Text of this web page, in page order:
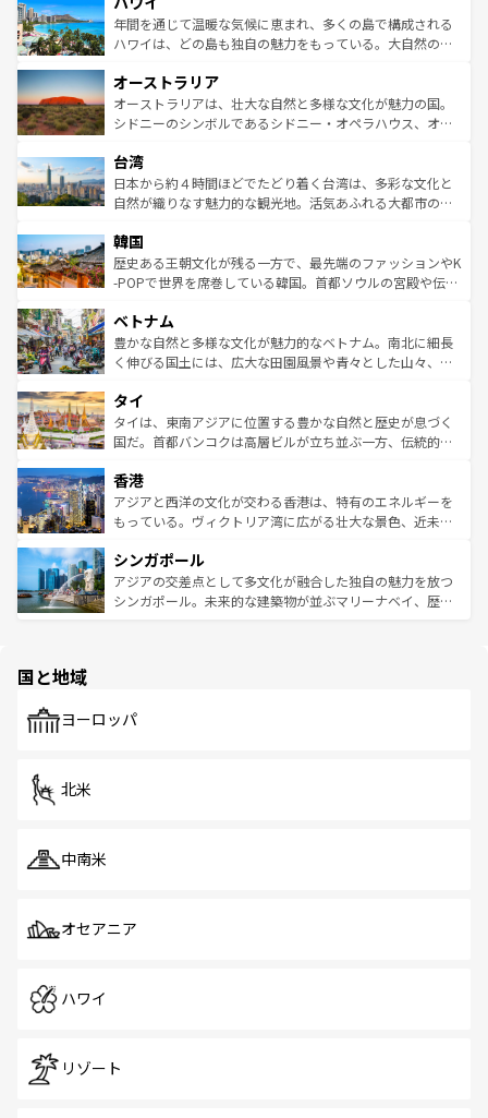
着のスイス情報はコンテンツ一覧 を参照してほしい。
ンメントが詰まった刺激的なスポットだ。一方、アメリカ
西部には大自然が広がり、グランドキャニオンやイエロー
部のニューオーリンズでは、音楽と美食が融合した独特の
文化が魅力。旅行者はアメリカの各地域で異なる魅力を楽
しみながら、その多様性と豊かな歴史を感じることができ
ならではの贅沢な旅のスタイルだ。 なお、新着のアメリカ
情報はコンテンツ一覧を参照してほしい。
年間を通じて温暖な気候に恵まれ、多くの島で構成される
ハワイは、どの島も独自の魅力をもっている。大自然の神
ワイ島は見逃せない。また、定番の観光地といえばオアフ
島だが、静かな自然を求めるならマウイ島やカウアイ島が
おすすめ。エメラルドグリーンに輝く海をはじめ、豊かな
れるおもてなしの心で訪れる人々を迎えてくれるハワイの
人々、おいしいローカルフードやハワイアンミュージッ
ク、伝統的なフラダンスなど、すべてがハワイの魅力を彩
ワイを、存分に味わってほしい。 なお、新着のハワイ情報
はコンテンツ一覧を参照してほしい。
オーストラリア
オーストラリアは、壮大な自然と多様な文化が魅力の国。
シドニーのシンボルであるシドニー・オペラハウス、オー
リアリーフや大陸中央部にそびえるウルル（エアーズロッ
ク）、タスマニアの美しい原生林やケアンズの熱帯雨林な
ど、見どころがたくさん。また、カフェやワイン、オージ
いる。アクティビティも充実しており、サーフィンやダイ
ビング、ハイキングなど、アウトドア好きにはたまらな
い。オーストラリアの多彩な魅力を存分に味わいつくそ
参照してほしい。
台湾
日本から約４時間ほどでたどり着く台湾は、多彩な文化と
自然が織りなす魅力的な観光地。活気あふれる大都市の台
ン）、静ひつな山岳地帯である台湾東部など、都市の喧騒
と山間の静けさが共存しており、訪れる人に新しい発見と
驚きをもたらしてくれる。また、奥深い台湾の食文化も魅
容にもいいと評判のスイーツなど、バラエティ豊かな料理
が味わえる。 なお、新着の台湾情報は コンテンツ一覧を参
照してほしい。
韓国
歴史ある王朝文化が残る一方で、最先端のファッションやK
-POPで世界を席巻している韓国。首都ソウルの宮殿や伝統
き、地方に足を延ばせば四季折々の自然美を楽しむことが
できる。そして、キムチや焼肉、絶品のストリートフード
まで、さまざまな韓国料理が待っている。夜には、韓国な
リティに包まれながら、韓国の多彩な魅力を心ゆくまで味
わってみてほしい。 なお、新着の韓国情報はコンテンツ一
覧を参照してほしい。
ベトナム
豊かな自然と多様な文化が魅力的なベトナム。南北に細長
く伸びる国土には、広大な田園風景や青々とした山々、世
急速な発展と共に伝統が息づく。ハノイの古い町並みやホ
ーチミン市のフランス統治時代の建物も、独特の雰囲気を
醸し出している。また、バラエティの豊かさとおいしさで
とつ。フォーやバインミー、ベトナムコーヒーなどは、ぜ
ひ現地で味わいたい。どの地域を訪れてもあたたかい人々
が旅行者を迎えてくれるので、きっと忘れられない旅にな
参照してほしい。
タイ
タイは、東南アジアに位置する豊かな自然と歴史が息づく
国だ。首都バンコクは高層ビルが立ち並ぶ一方、伝統的な
の活気が交差している。北部ではチェンマイなどの山岳地
帯で自然と触れ合い、南部ではプーケットやクラビの美し
いビーチでリゾート気分を楽しむことができる。タイ料理
激する。気候は一年中温暖で、どの季節にも異なる楽しみ
が待っている。親しみやすいタイの人々、仏教を中心とし
た文化、そして多様な観光資源が、訪れる旅人を魅了し続
香港
アジアと西洋の文化が交わる香港は、特有のエネルギーを
もっている。ヴィクトリア湾に広がる壮大な景色、近未来
み、どこを訪れても感動するはず。観光スポットが密集し
ており、効率よく見どころを回れるのも魅力。息をのむよ
うな絶景から文化的な体験まで、香港を存分に楽しみ尽く
シンガポール
アジアの交差点として多文化が融合した独自の魅力を放つ
シンガポール。未来的な建築物が並ぶマリーナベイ、歴史
で、ホーカーズは地元の風情を楽しめる外せないスポット
国と地域
ヨーロッパ
北米
中南米
オセアニア
ハワイ
リゾート